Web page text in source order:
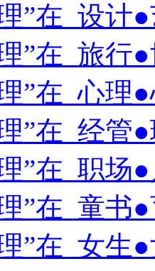
”在 设计
”在 旅行
”在 心理
”在 经管
”在 职场
”在 童书
”在 女生